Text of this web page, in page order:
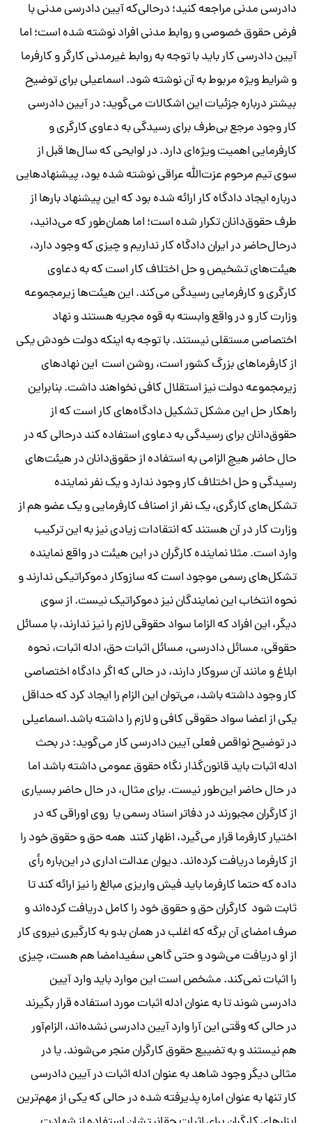
دادرسی مدنی مراجعه کنید؛ درحالی‌که آیین دادرسی مدنی با
فرض حقوق خصوصی و روابط مدنی افراد نوشته شده است؛ اما
آیین دادرسی کار باید با توجه به روابط غیرمدنی کارگر و کارفرما
و شرایط ویژه مربوط به آن نوشته شود. اسماعیلی برای توضیح
بیشتر درباره جزئیات این اشکالات می‌گوید: در آیین دادرسی
کار وجود مرجع بی‌طرف برای رسیدگی به دعاوی کارگری و
کارفرمایی اهمیت ویژه‌ای دارد. در لوایحی که سال‌ها قبل از
سوی تیم مرحوم عزت‌الله عراقی نوشته شده بود، پیشنهادهایی
درباره ایجاد دادگاه کار ارائه شده بود که این پیشنهاد بارها از
طرف حقوق‌دانان تکرار شده است؛ اما همان‌طور که می‌دانید،
درحال‌حاضر در ایران دادگاه کار نداریم و چیزی که وجود دارد،
هیئت‌های تشخیص و حل اختلاف کار است که به دعاوی
کارگری و کارفرمایی رسیدگی می‌کند. این هیئت‌ها زیرمجموعه
وزارت کار و در واقع وابسته به قوه مجریه هستند و نهاد
اختصاصی مستقلی نیستند. با توجه به اینکه دولت خودش یکی
از کارفرماهای بزرگ کشور است، روشن است این نهادهای
زیرمجموعه دولت نیز استقلال کافی نخواهند داشت. بنابراین
راهکار حل این مشکل تشکیل دادگاه‌های کار است که از
حقوق‌دانان برای رسیدگی به دعاوی استفاده کند درحالی که در
حال حاضر هیچ الزامی به استفاده از حقوق‌دانان در هیئت‌های
رسیدگی و حل اختلاف کار وجود ندارد و یک نفر نماینده
تشکل‌های کارگری، یک نفر از اصناف کارفرمایی و یک عضو هم از
وزارت کار در آن هستند که انتقادات زیادی نیز به این ترکیب
وارد است. مثلا نماینده کارگران در این هیئت در واقع نماینده
تشکل‌های رسمی موجود است که سازوکار دموکراتیکی ندارند و
نحوه انتخاب این نمایندگان نیز دموکراتیک نیست. از سوی
دیگر، این افراد که الزاما سواد حقوقی لازم را نیز ندارند، با مسائل
حقوقی، مسائل دادرسی،‌ مسائل اثبات حق، ادله اثبات، نحوه
ابلاغ و مانند آن سروکار دارند، در حالی که اگر دادگاه اختصاصی
کار وجود داشته باشد، می‌توان این الزام را ایجاد کرد که حداقل
یکی از اعضا سواد حقوقی کافی و لازم را داشته باشد.اسماعیلی
در توضیح نواقص فعلی آیین دادرسی کار می‌گوید: در بحث
ادله اثبات باید قانون‌گذار نگاه حقوق عمومی داشته باشد اما
در حال حاضر این‌طور نیست. برای مثال، در حال حاضر بسیاری
از کارگران مجبورند در دفاتر اسناد رسمی یا روی اوراقی که در
اختیار کارفرما قرار می‌گیرد، اظهار کنند همه حق و حقوق خود را
از کارفرما دریافت کرده‌اند. دیوان عدالت اداری در این‌باره رأی
داده که حتما کارفرما باید فیش واریزی مبالغ را نیز ارائه کند تا
ثابت شود کارگران حق و حقوق خود را کامل دریافت کرده‌اند و
صرف امضای آن برگه که اغلب در همان بدو به کارگیری نیروی کار
از او دریافت می‌شود و حتی گاهی سفیدامضا هم هست، چیزی
را اثبات نمی‌کند. مشخص است این موارد باید وارد آیین
دادرسی شوند تا به عنوان ادله اثبات مورد استفاده قرار بگیرند
در حالی که وقتی این آرا وارد آیین دادرسی نشده‌اند، الزام‌آور
هم نیستند و به تضییع حقوق کارگران منجر می‌شوند. یا در
مثالی دیگر وجود شاهد به عنوان ادله اثبات در آیین دادرسی
کار تنها به عنوان اماره پذیرفته شده در حالی که یکی از مهم‌ترین